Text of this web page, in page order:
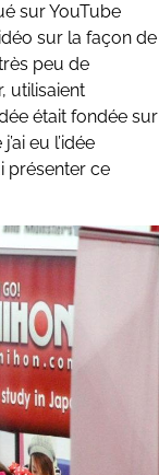
sur YouTube
sur la façon de
peu de
utilisaient
était fondée sur
eu l’idée
présenter ce